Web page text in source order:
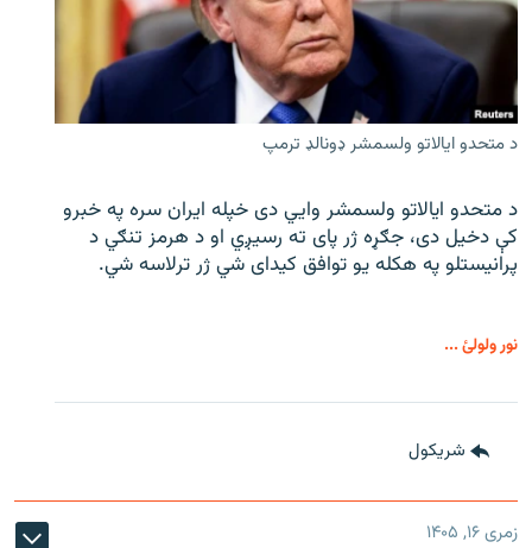
د متحدو ایالاتو ولسمشر ډونالډ ترمپ
د متحدو ایالاتو ولسمشر وايي دی خپله ایران سره په خبرو
کې دخیل دی، جګړه ژر پای ته رسیږي او د هرمز تنګي د
پرانیستلو په هکله یو توافق کیدای شي ژر ترلاسه شي.
نور ولولئ ...
شريکول
زمری ۱۶, ۱۴۰۵